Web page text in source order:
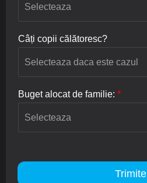
Câți copii călătoresc?
Buget alocat de familie: *
Trimite